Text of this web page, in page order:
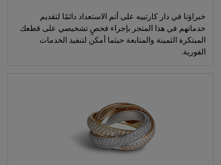
خبراؤنا في دار كارتييه على أتم الاستعداد دائمًا لتقديم
خدماتهم في هذا المتجر بإجراء فحصٍ تشخيصي على قطعك
المبتكرة الثمينة والمتابعة حيثما أمكن لتنفيذ الخدمات
الفورية.